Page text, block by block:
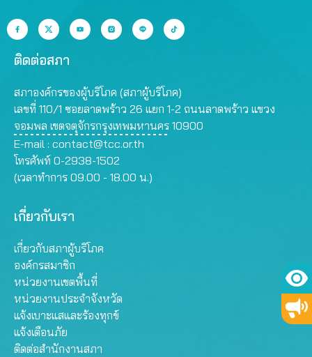
ติดต่อสภา
สภาองค์กรของผู้บริโภค (สภาผู้บริโภค)
เลขที่ 110/1 ซอยลาดพร้าว 26 แยก 1-2 ถนนลาดพร้าว แขวง
จอมพล เขตจตุจักรกรุงเทพมหานคร 10900
E-mail : contact@tcc.or.th
โทรศัพท์ 0-2938-1502
(เวลาทำการ 09.00 - 18.00 น.)
เกี่ยวกับเรา
เกี่ยวกับสภาผู้บริโภค
องค์กรสมาชิก
หน่วยงานเขตพื้นที่
หน่วยงานประจำจังหวัด
แจ้งเบาะแสและร้องทุกข์
แจ้งเตือนภัย
ติดต่อสำนักงานสภา